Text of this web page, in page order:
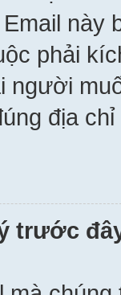
này
phải
người
địa
trước